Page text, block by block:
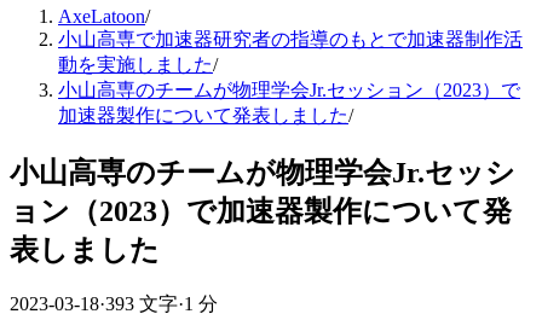
AxeLatoon/
小山高専で加速器研究者の指導のもとで加速器制作活
動を実施しました/
小山高専のチームが物理学会Jr.セッション（2023）で
加速器製作について発表しました/
小山高専のチームが物理学会Jr.セッシ
ョン（2023）で加速器製作について発
表しました
2023-03-18·393 文字·1 分